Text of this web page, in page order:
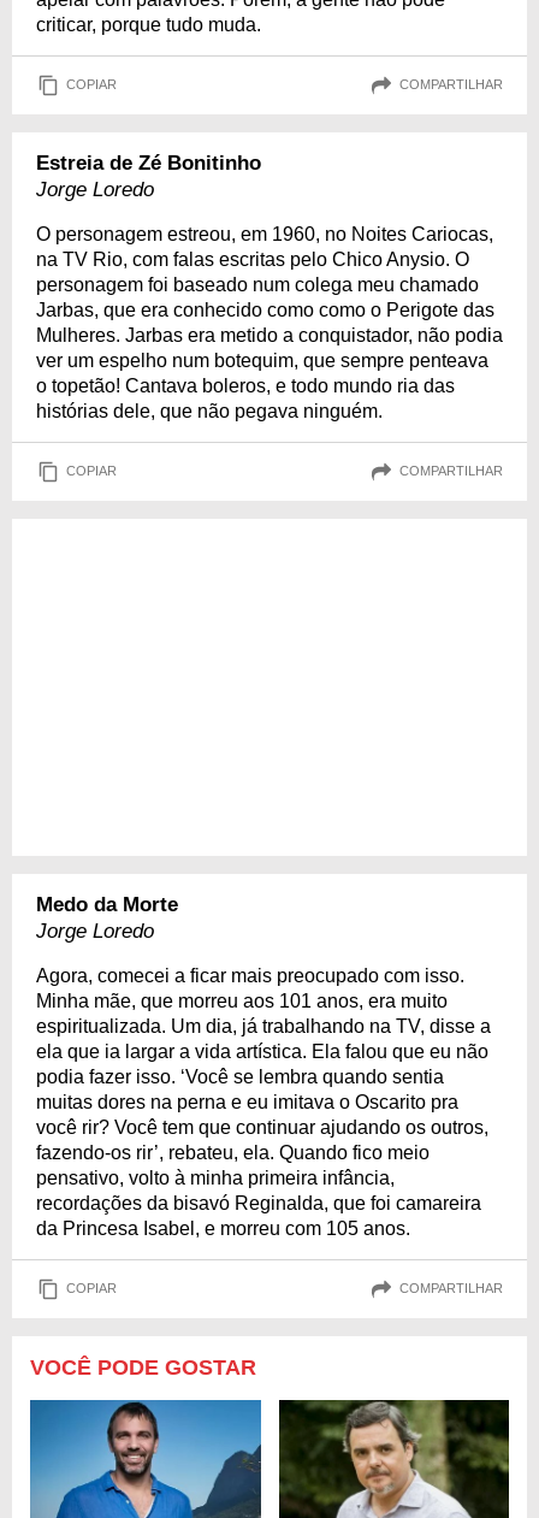
criticar, porque tudo muda.
COPIAR COMPARTILHAR
Estreia de Zé Bonitinho
Jorge Loredo
O personagem estreou, em 1960, no Noites Cariocas,
na TV Rio, com falas escritas pelo Chico Anysio. O
personagem foi baseado num colega meu chamado
Jarbas, que era conhecido como como o Perigote das
Mulheres. Jarbas era metido a conquistador, não podia
ver um espelho num botequim, que sempre penteava
o topetão! Cantava boleros, e todo mundo ria das
histórias dele, que não pegava ninguém.
COPIAR COMPARTILHAR
Medo da Morte
Jorge Loredo
Agora, comecei a ficar mais preocupado com isso.
Minha mãe, que morreu aos 101 anos, era muito
espiritualizada. Um dia, já trabalhando na TV, disse a
ela que ia largar a vida artística. Ela falou que eu não
podia fazer isso. ‘Você se lembra quando sentia
muitas dores na perna e eu imitava o Oscarito pra
você rir? Você tem que continuar ajudando os outros,
fazendo-os rir’, rebateu, ela. Quando fico meio
pensativo, volto à minha primeira infância,
recordações da bisavó Reginalda, que foi camareira
da Princesa Isabel, e morreu com 105 anos.
COPIAR COMPARTILHAR
VOCÊ PODE GOSTAR